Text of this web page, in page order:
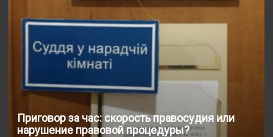
Приговор за час: скорость правосудия или
нарушение правовой процедуры?